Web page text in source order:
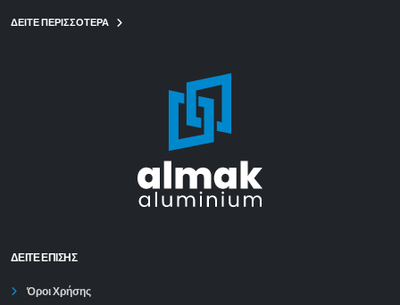
ΔΕΙΤΕ ΠΕΡΙΣΣΟΤΕΡΑ
ΔΕΊΤΕ ΕΠΙΣΗΣ
Όροι Χρήσης